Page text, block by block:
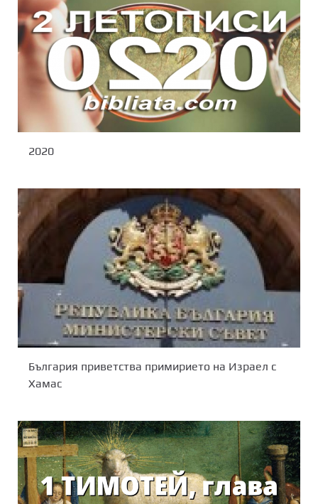
2020
България приветства примирието на Израел с
Хамас